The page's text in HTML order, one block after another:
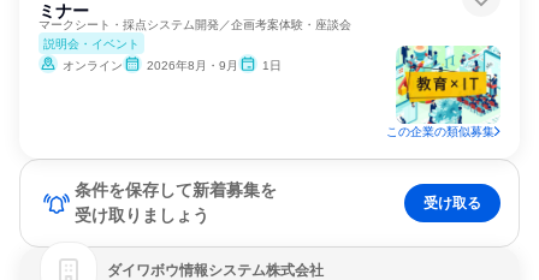
ミナー
マークシート・採点システム開発／企画考案体験・座談会
説明会・イベント
オンライン
2026年8月・9月 1日
この企業の類似募集
条件を保存して新着募集を
受け取りましょう
受け取る
ダイワボウ情報システム株式会社